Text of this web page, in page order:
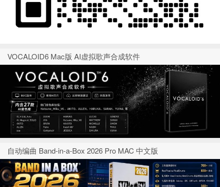
VOCALOID6 Mac版 AI虚拟歌声合成软件
自动编曲 Band-in-a-Box 2026 Pro MAC 中文版